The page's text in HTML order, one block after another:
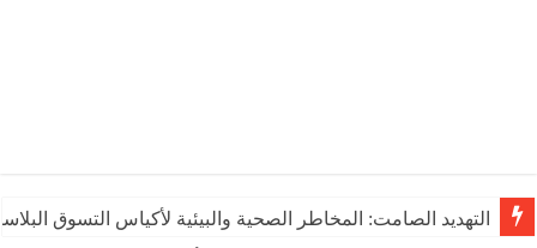
التهديد الصامت: المخاطر الصحية والبيئية لأكياس التسوق